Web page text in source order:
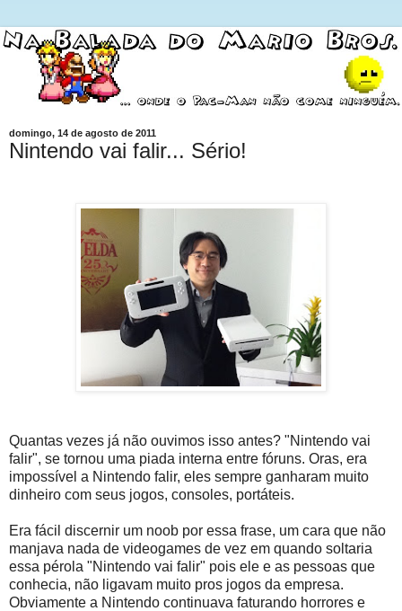
domingo, 14 de agosto de 2011
Nintendo vai falir... Sério!
Quantas vezes já não ouvimos isso antes? "Nintendo vai
falir", se tornou uma piada interna entre fóruns. Oras, era
impossível a Nintendo falir, eles sempre ganharam muito
dinheiro com seus jogos, consoles, portáteis.
Era fácil discernir um noob por essa frase, um cara que não
manjava nada de videogames de vez em quando soltaria
essa pérola "Nintendo vai falir" pois ele e as pessoas que
conhecia, não ligavam muito pros jogos da empresa.
Obviamente a Nintendo continuava faturando horrores e